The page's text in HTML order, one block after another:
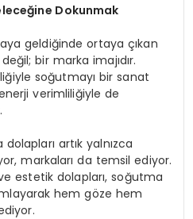
Dokunmak
geldiğinde ortaya çıkan
bir marka imajıdır.
soğutmayı bir sanat
verimliliğiyle de
artık yalnızca
markaları da temsil ediyor.
estetik dolapları, soğutma
hem göze hem